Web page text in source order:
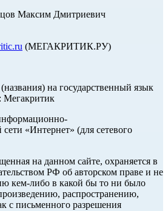
Максим Дмитриевич
(МЕГАКРИТИК.РУ)
на государственный язык
Мегакритик
«Интернет» (для сетевого
на данном сайте, охраняется в
РФ об авторском праве и не
кем-либо в какой бы то ни было
распространению,
с письменного разрешения